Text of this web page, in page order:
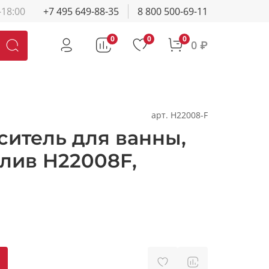
+7 495 649-88-35 8 800 500-69-11
0 0 0 0 ₽
арт. H22008-F
для ванны,
H22008F,